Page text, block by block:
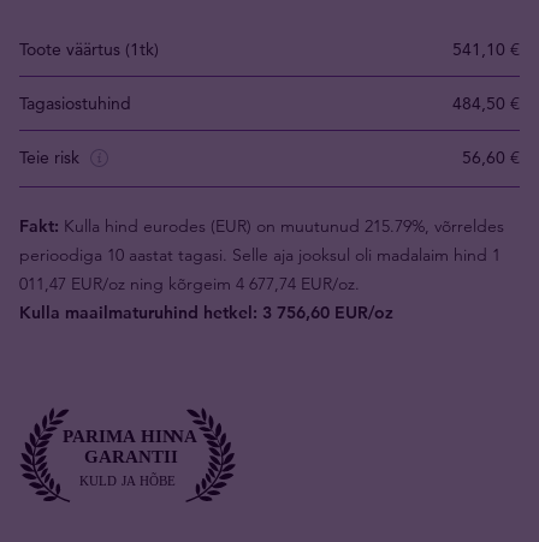
Toote väärtus (1tk) 541,10 €
Tagasiostuhind 484,50 €
Teie risk 56,60 €
Fakt: Kulla hind eurodes (EUR) on muutunud 215.79%, võrreldes
perioodiga 10 aastat tagasi. Selle aja jooksul oli madalaim hind 1
011,47 EUR/oz ning kõrgeim 4 677,74 EUR/oz.
Kulla maailmaturuhind hetkel: 3 756,60 EUR/oz